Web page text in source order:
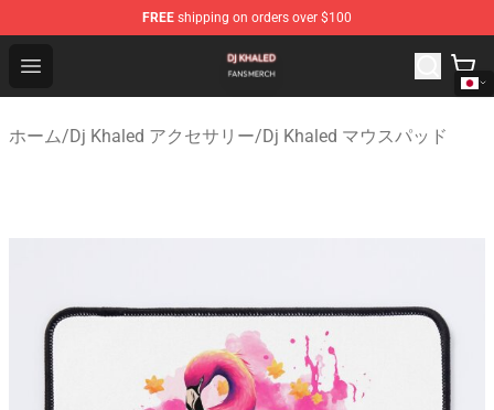
FREE shipping on orders over $100
Open menu
Dj Khaled Shop - Official Dj Khaled Merchandise Store
ホーム/Dj Khaled アクセサリー/Dj Khaled マウスパッド